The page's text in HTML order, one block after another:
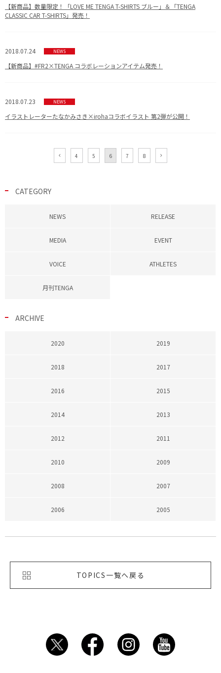
【新商品】数量限定！「LOVE ME TENGA T-SHIRTS ブルー」＆「TENGA
CLASSIC CAR T-SHIRTS」発売！
2018.07.24 NEWS
【新商品】#FR2×TENGA コラボレーションアイテム発売！
2018.07.23 NEWS
イラストレーターたなかみさき×irohaコラボイラスト 第2弾が公開！
4 5 6 7 8
CATEGORY
NEWS RELEASE
MEDIA EVENT
VOICE ATHLETES
月刊TENGA
ARCHIVE
2020 2019
2018 2017
2016 2015
2014 2013
2012 2011
2010 2009
2008 2007
2006 2005
TOPICS一覧へ戻る